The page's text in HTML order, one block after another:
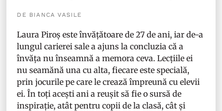
DE BIANCA VASILE
Laura Piroș este învățătoare de 27 de ani, iar de-a
lungul carierei sale a ajuns la concluzia că a
învăța nu înseamnă a memora ceva. Lecțiile ei
nu seamănă una cu alta, fiecare este specială,
prin jocurile pe care le crează împreună cu elevii
ei. În toți acești ani a reușit să fie o sursă de
inspirație, atât pentru copii de la clasă, cât și